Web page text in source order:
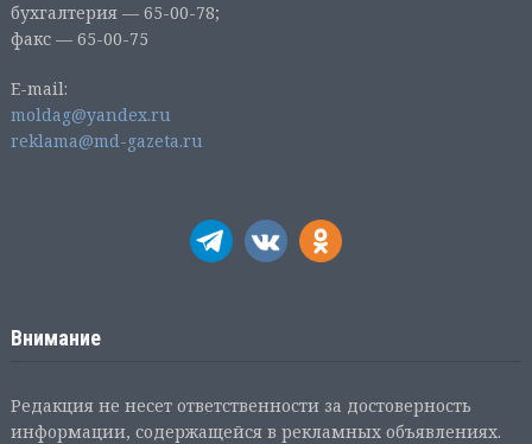
бухгалтерия — 65-00-78;
факс — 65-00-75
E-mail:
moldag@yandex.ru
reklama@md-gazeta.ru
Внимание
Редакция не несет ответственности за достоверность
информации, содержащейся в рекламных объявлениях.